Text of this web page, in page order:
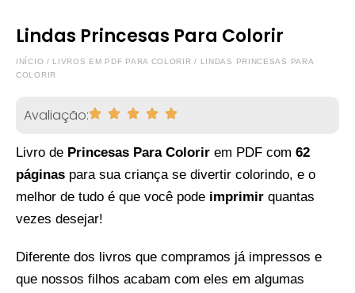
Lindas Princesas Para Colorir
INÍCIO / LIVROS EM PDF PARA COLORIR / LINDAS PRINCESAS PARA
COLORIR
Avaliação:
Livro de Princesas Para Colorir em PDF com 62
páginas para sua criança se divertir colorindo, e o
melhor de tudo é que você pode imprimir quantas
vezes desejar!
Diferente dos livros que compramos já impressos e
que nossos filhos acabam com eles em algumas